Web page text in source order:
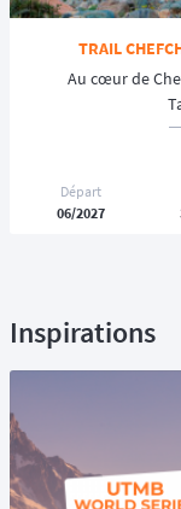
TRAIL
Au cœur de
Départ
06/2027
Inspirations